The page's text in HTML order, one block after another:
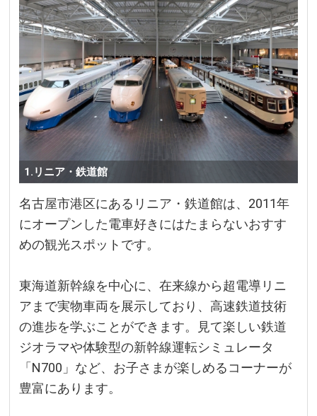
1.リニア・鉄道館
名古屋市港区にあるリニア・鉄道館は、2011年
にオープンした電車好きにはたまらないおすす
めの観光スポットです。
東海道新幹線を中心に、在来線から超電導リニ
アまで実物車両を展示しており、高速鉄道技術
の進歩を学ぶことができます。見て楽しい鉄道
ジオラマや体験型の新幹線運転シミュレータ
「N700」など、お子さまが楽しめるコーナーが
豊富にあります。